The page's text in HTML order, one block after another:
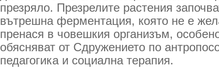
презряло. Презрелите растения
вътрешна ферментация, която не е
пренася в човешкия организъм,
обясняват от Сдружението по
педагогика и социална терапия.